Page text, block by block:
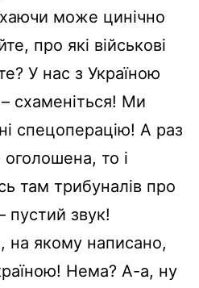
може цинічно
про які військові
У нас з Україною
– схаменіться! Ми
спецоперацію! А раз
то і
там трибуналів про
пустий звук!
на якому написано,
Нема? А-а, ну